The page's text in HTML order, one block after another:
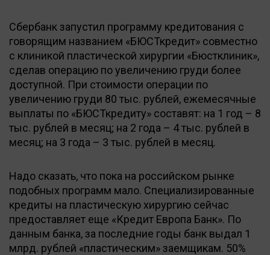
Сбербанк запустил программу кредитования с
говорящим названием «БЮСТкредит» совместно
с клиникой пластической хирургии «Бюстклиник»,
сделав операцию по увеличению груди более
доступной. При стоимости операции по
увеличению груди 80 тыс. рублей, ежемесячные
выплаты по «БЮСТкредиту» составят: на 1 год – 8
тыс. рублей в месяц; на 2 года – 4 тыс. рублей в
месяц; на 3 года – 3 тыс. рублей в месяц.
Надо сказать, что пока на российском рынке
подобных программ мало. Специализированные
кредиты на пластическую хирургию сейчас
предоставляет еще «Кредит Европа Банк». По
данным банка, за последние годы банк выдал 1
млрд. рублей «пластическим» заемщикам. 50%